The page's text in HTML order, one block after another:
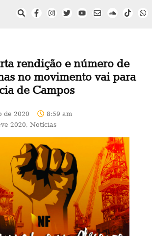
rendição e número de
no movimento vai para
de Campos
de 2020
8:59 am
2020, Notícias